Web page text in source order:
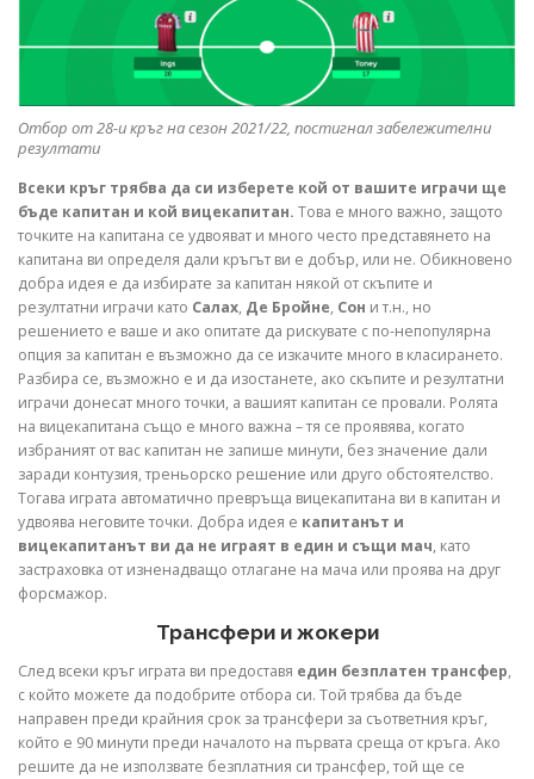
Отбор от 28-и кръг на сезон 2021/22, постигнал забележителни
резултати
Всеки кръг трябва да си изберете кой от вашите играчи ще
бъде капитан и кой вицекапитан. Това е много важно, защото
точките на капитана се удвояват и много често представянето на
капитана ви определя дали кръгът ви е добър, или не. Обикновено
добра идея е да избирате за капитан някой от скъпите и
резултатни играчи като Салах, Де Бройне, Сон и т.н., но
решението е ваше и ако опитате да рискувате с по-непопулярна
опция за капитан е възможно да се изкачите много в класирането.
Разбира се, възможно е и да изостанете, ако скъпите и резултатни
играчи донесат много точки, а вашият капитан се провали. Ролята
на вицекапитана също е много важна – тя се проявява, когато
избраният от вас капитан не запише минути, без значение дали
заради контузия, треньорско решение или друго обстоятелство.
Тогава играта автоматично превръща вицекапитана ви в капитан и
удвоява неговите точки. Добра идея е капитанът и
вицекапитанът ви да не играят в един и същи мач, като
застраховка от изненадващо отлагане на мача или проява на друг
форсмажор.
Трансфери и жокери
След всеки кръг играта ви предоставя един безплатен трансфер,
с който можете да подобрите отбора си. Той трябва да бъде
направен преди крайния срок за трансфери за съответния кръг,
който е 90 минути преди началото на първата среща от кръга. Ако
решите да не използвате безплатния си трансфер, той ще се